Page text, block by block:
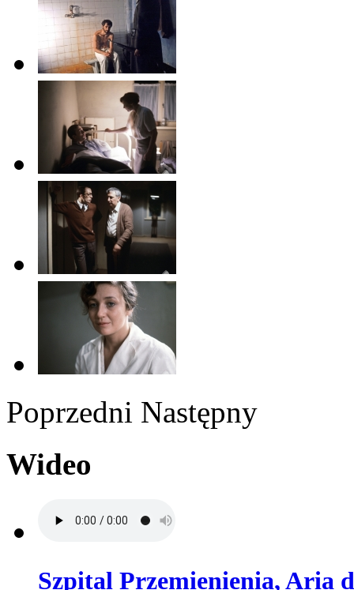
Poprzedni Następny
Wideo
Szpital Przemienienia, Aria